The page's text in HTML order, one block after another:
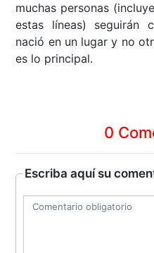
muchas personas
estas líneas) seguirán
nació en un lugar y no
es lo principal.
0
Escriba aquí su